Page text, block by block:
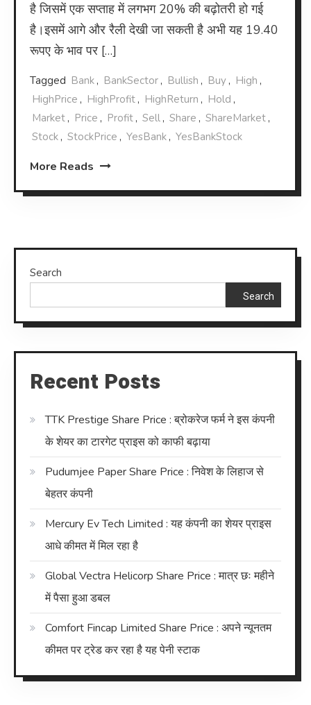
है जिसमें एक सप्ताह में लगभग 20% की बढ़ोतरी हो गई
है।इसमें आगे और रैली देखी जा सकती है अभी यह 19.40
रूपए के भाव पर […]
Tagged Bank , BankSector , Bullish , Buy , High ,
HighPrice , HighProfit , HighReturn , Hold ,
Market , Price , Profit , Sell , Share , ShareMarket ,
Stock , StockPrice , YesBank , YesBankStock
More Reads
Search
Search
Recent Posts
TTK Prestige Share Price : ब्रोकरेज फर्म ने इस कंपनी
के शेयर का टारगेट प्राइस को काफी बढ़ाया
Pudumjee Paper Share Price : निवेश के लिहाज से
बेहतर कंपनी
Mercury Ev Tech Limited : यह कंपनी का शेयर प्राइस
आधे कीमत में मिल रहा है
Global Vectra Helicorp Share Price : मात्र छः महीने
में पैसा हुआ डबल
Comfort Fincap Limited Share Price : अपने न्यूनतम
कीमत पर ट्रेड कर रहा है यह पेनी स्टाक